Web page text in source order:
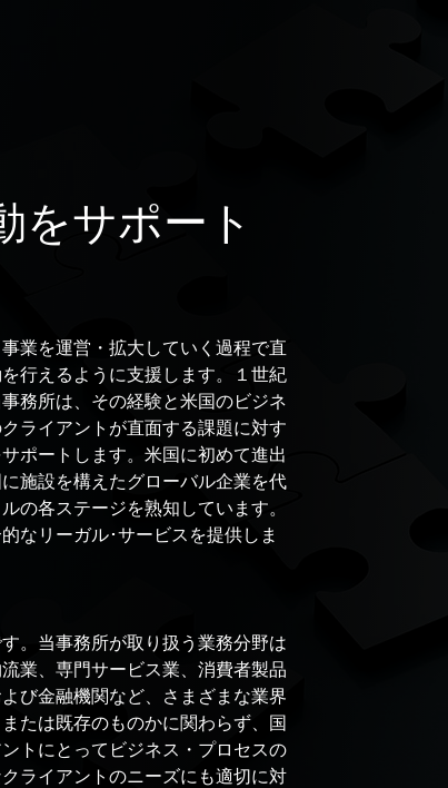
をサポート
業を運営・拡大していく過程で直
行えるように支援します。１世紀
務所は、その経験と米国のビジネ
ライアントが直面する課題に対す
ポートします。米国に初めて進出
施設を構えたグローバル企業を代
の各ステージを熟知しています。
なリーガル･サービスを提供しま
。当事務所が取り扱う業務分野は
業、専門サービス業、消費者製品
び金融機関など、さまざまな業界
たは既存のものかに関わらず、国
トにとってビジネス・プロセスの
ライアントのニーズにも適切に対